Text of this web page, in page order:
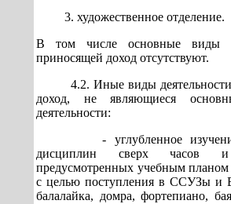
3. художественное отделение.
В том числе основные виды
приносящей доход отсутствуют.
4.2. Иные виды
доход, не являющиеся
деятельности:
- углубленное изучение
дисциплин сверх часов и
предусмотренных учебным планом
с целью поступления в ССУЗы и
балалайка, домра, фортепиано,